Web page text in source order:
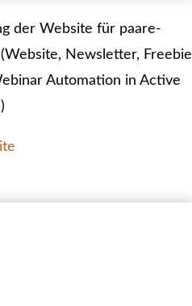
der Website für paare-
Newsletter, Freebie
Automation in Active